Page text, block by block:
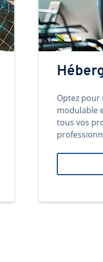
Optez
modulable
tous vos